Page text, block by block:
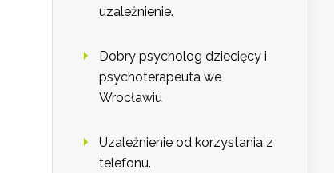
uzależnienie.
Dobry psycholog dziecięcy i
psychoterapeuta we
Wrocławiu
Uzależnienie od korzystania z
telefonu.